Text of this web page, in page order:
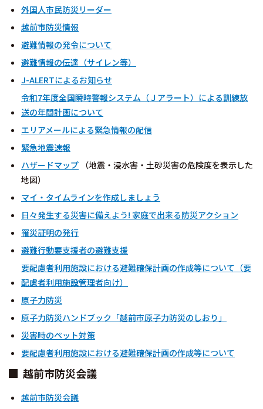
外国人市民防災リーダー
越前市防災情報
避難情報の発令について
避難情報の伝達（サイレン等）
J-ALERTによるお知らせ
令和7年度全国瞬時警報システム（Ｊアラート）による訓練放
送の年間計画について
エリアメールによる緊急情報の配信
緊急地震速報
ハザードマップ （地震・浸水害・土砂災害の危険度を表示した
地図）
マイ・タイムラインを作成しましょう
日々発生する災害に備えよう! 家庭で出来る防災アクション
罹災証明の発行
避難行動要支援者の避難支援
要配慮者利用施設における避難確保計画の作成等について（要
配慮者利用施設管理者向け）
原子力防災
原子力防災ハンドブック「越前市原子力防災のしおり」
災害時のペット対策
要配慮者利用施設における避難確保計画の作成等について
越前市防災会議
越前市防災会議